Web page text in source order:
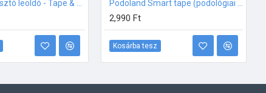
2,990 Ft
Kosárba tesz